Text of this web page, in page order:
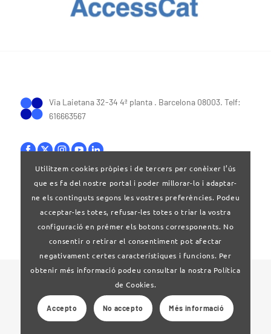
Via Laietana 32-34 4ª planta . Barcelona 08003. Telf:
616663567
Bases legals |Política de privacitat
© 2024 Clúster Audiovisual de Catalunya
Web desenvolupat per La Saladeta
Utilitzem cookies pròpies i de tercers per conèixer l’ús
que es fa del nostre portal i poder millorar-lo i adaptar-
ne els continguts segons les vostres preferències. Podeu
acceptar-les totes, refusar-les totes o triar la vostra
configuració en prémer els botons corresponents. No
consentir o retirar el consentiment pot afectar
negativament certes característiques i funcions. Per
obtenir més informació podeu consultar la nostra Política
de Cookies.
Accepto No accepto Més informació